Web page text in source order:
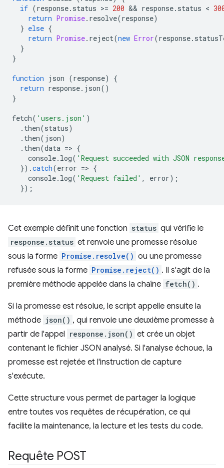
if (response. status >= 200 && response. status <
return Promise. resolve(response)
} else {
return Promise. reject(new Error(response.
}
}
function json (response)
{
return response. json()
}
fetch( 'users.json' )
. then(status)
. then( json)
. then(data => {
console. log( 'Request succeeded with JSON
}).catch(error => {
console. log( 'Request failed' , error);
});
Cet exemple définit une fonction status qui vérifie le
response.status et renvoie une promesse résolue
sous la forme Promise.resolve() ou une promesse
refusée sous la forme Promise.reject() . Il s'agit de la
première méthode appelée dans la chaîne fetch() .
Si la promesse est résolue, le script appelle ensuite la
méthode json() , qui renvoie une deuxième promesse à
partir de l'appel response.json() et crée un objet
contenant le fichier JSON analysé. Si l'analyse échoue, la
promesse est rejetée et l'instruction de capture
s'exécute.
Cette structure vous permet de partager la logique
entre toutes vos requêtes de récupération, ce qui
facilite la maintenance, la lecture et les tests du code.
Requête POST